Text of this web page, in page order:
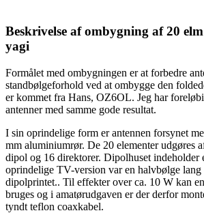
Beskrivelse af ombygning af 20
yagi
Formålet med ombygningen er at forbedre
standbølgeforhold ved at ombygge den
er kommet fra Hans, OZ6OL. Jeg har
antenner med samme gode resultat.
I sin oprindelige form er antennen forsynet
mm aluminiumrør. De 20 elementer udgøres
dipol og 16 direktorer. Dipolhuset indeholder
oprindelige TV-version var en halvbølge lang
dipolprintet.. Til effekter over ca. 10 W kan
bruges og i amatørudgaven er der derfor
tyndt teflon coaxkabel.